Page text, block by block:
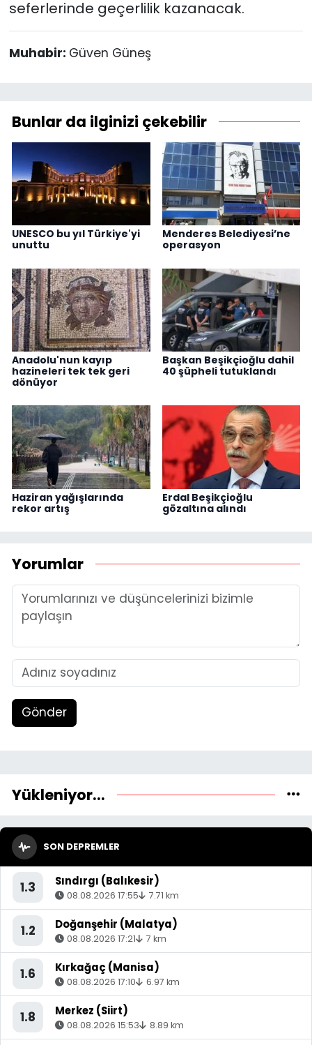
seferlerinde geçerlilik kazanacak.
Muhabir: Güven Güneş
Bunlar da ilginizi çekebilir
UNESCO bu yıl Türkiye'yi
unuttu
Menderes Belediyesi’ne
operasyon
Anadolu'nun kayıp
hazineleri tek tek geri
dönüyor
Başkan Beşikçioğlu dahil
40 şüpheli tutuklandı
Haziran yağışlarında
rekor artış
Erdal Beşikçioğlu
gözaltına alındı
Yorumlar
Gönder
Yükleniyor...
SON DEPREMLER
1.3 Sındırgı (Balıkesir)
08.08.2026 17:55 7.71 km
1.2 Doğanşehir (Malatya)
08.08.2026 17:21 7 km
1.6 Kırkağaç (Manisa)
08.08.2026 17:10 6.97 km
1.8 Merkez (Siirt)
08.08.2026 15:53 8.89 km